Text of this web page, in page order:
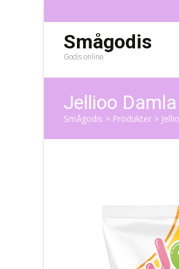
Smågodis
Godis online
Jellioo
Smågodis > Produkter >